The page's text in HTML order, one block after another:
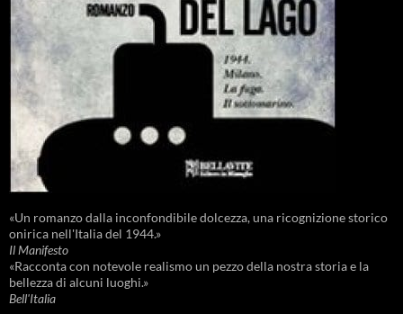
«Un romanzo dalla inconfondibile dolcezza, una ricognizione storico
onirica nell'Italia del 1944.»
Il Manifesto
«Racconta con notevole realismo un pezzo della nostra storia e la
bellezza di alcuni luoghi.»
Bell'Italia